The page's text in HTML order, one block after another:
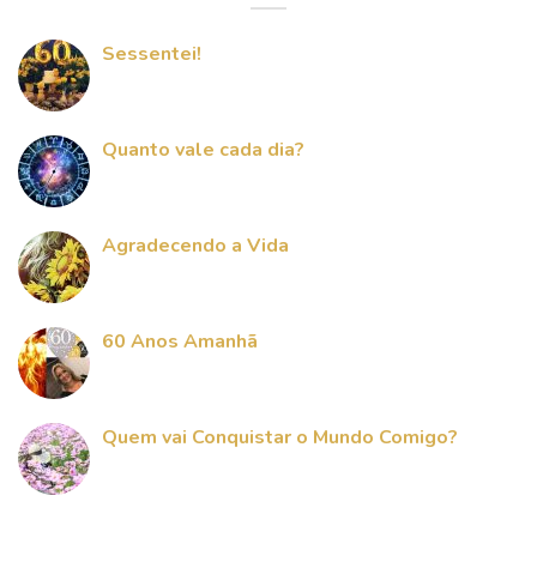
Sessentei!
Quanto vale cada dia?
Agradecendo a Vida
60 Anos Amanhã
Quem vai Conquistar o Mundo Comigo?